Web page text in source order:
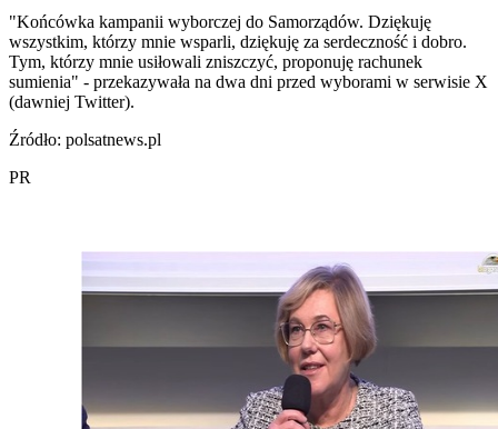
"Końcówka kampanii wyborczej do Samorządów. Dziękuję
wszystkim, którzy mnie wsparli, dziękuję za serdeczność i dobro.
Tym, którzy mnie usiłowali zniszczyć, proponuję rachunek
sumienia" - przekazywała na dwa dni przed wyborami w serwisie X
(dawniej Twitter).
Źródło: polsatnews.pl
PR